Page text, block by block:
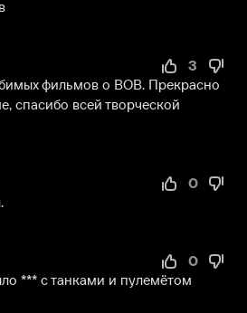
3
фильмов о ВОВ. Прекрасно
спасибо всей творческой
0
0
*** с танками и пулемётом